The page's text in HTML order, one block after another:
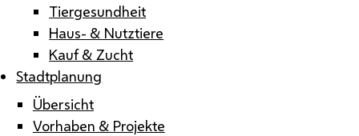
Tiergesundheit
Haus- & Nutztiere
Kauf & Zucht
Stadtplanung
Übersicht
Vorhaben & Projekte